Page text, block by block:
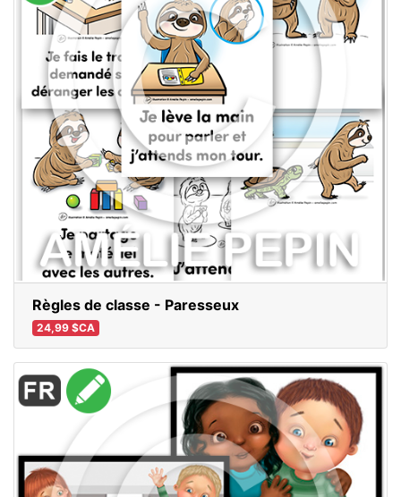
Règles de classe - Paresseux
24,99 $CA